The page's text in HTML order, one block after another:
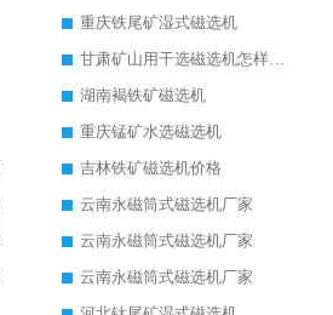
重庆铁尾矿湿式磁选机
甘肃矿山用干选磁选机怎样调磁
湖南褐铁矿磁选机
重庆锰矿水选磁选机
吉林铁矿磁选机价格
云南永磁筒式磁选机厂家
云南永磁筒式磁选机厂家
云南永磁筒式磁选机厂家